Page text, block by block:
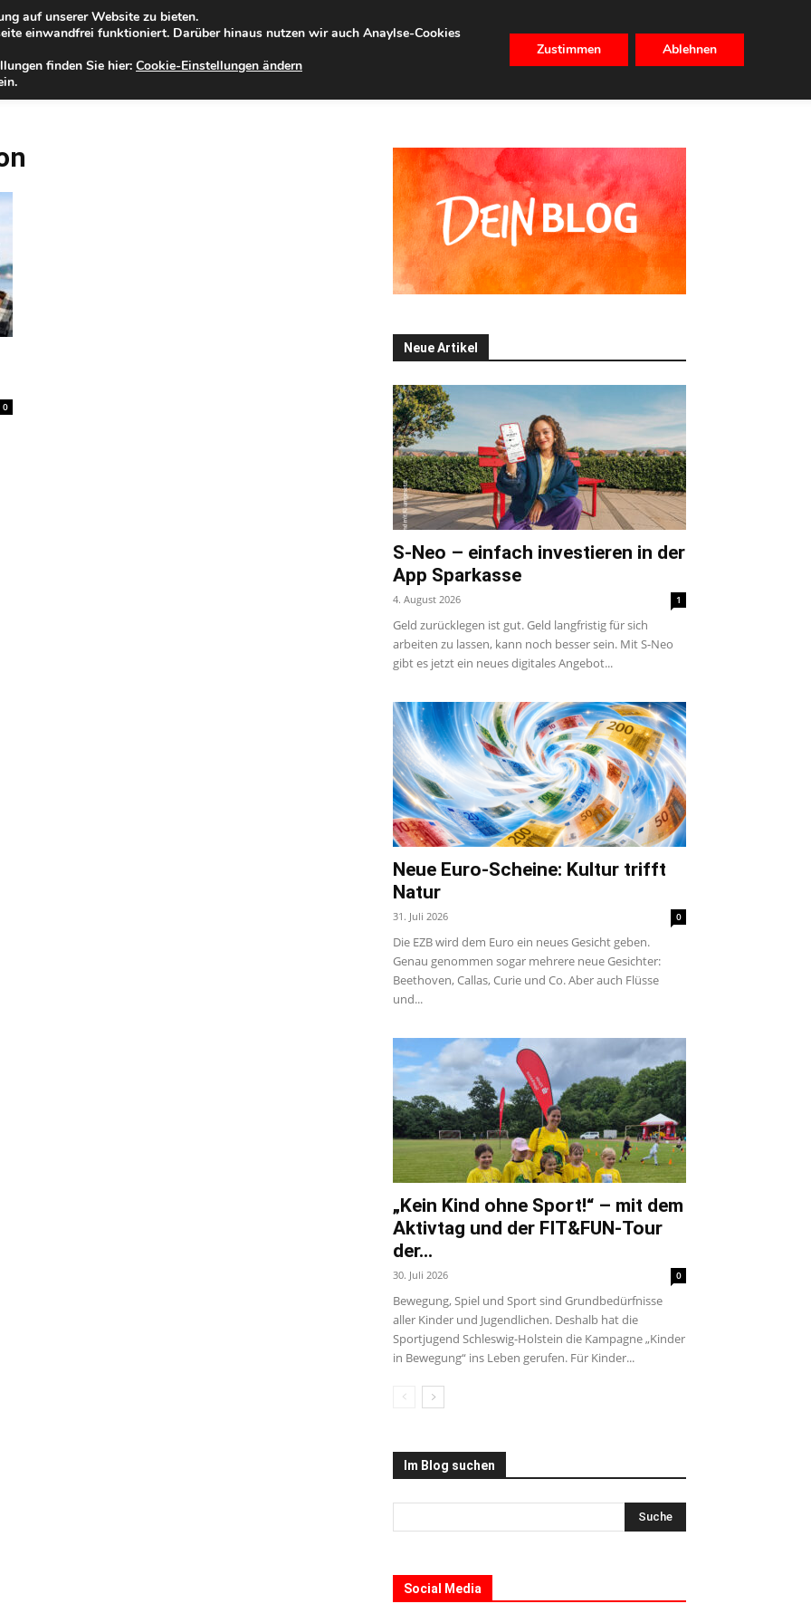
07.08.2026 Zur Internet-Filiale der Förde Sparkasse
IHRE REGION WERTPAPIERE FIRMENKUNDEN IMMOBILIEN
0
Neue Artikel
S-Neo – einfach investieren in der
App Sparkasse
4. August 2026 1
Geld zurücklegen ist gut. Geld langfristig für sich
arbeiten zu lassen, kann noch besser sein. Mit S-Neo
gibt es jetzt ein neues digitales Angebot...
Neue Euro-Scheine: Kultur trifft
Natur
31. Juli 2026 0
Die EZB wird dem Euro ein neues Gesicht geben.
Genau genommen sogar mehrere neue Gesichter:
Beethoven, Callas, Curie und Co. Aber auch Flüsse
und...
„Kein Kind ohne Sport!“ – mit dem
Aktivtag und der FIT&FUN-Tour
der...
30. Juli 2026 0
Bewegung, Spiel und Sport sind Grundbedürfnisse
aller Kinder und Jugendlichen. Deshalb hat die
Sportjugend Schleswig-Holstein die Kampagne „Kinder
in Bewegung“ ins Leben gerufen. Für Kinder...
Im Blog suchen
Social Media
auf unserer Website zu bieten.
einwandfrei funktioniert. Darüber hinaus nutzen wir auch Anaylse-Cookies
finden Sie hier: Cookie-Einstellungen ändern
Zustimmen Ablehnen